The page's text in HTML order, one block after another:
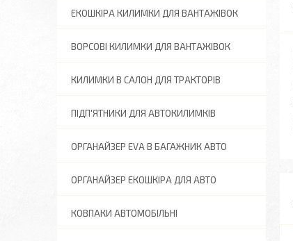
ЕКОШКІРА КИЛИМКИ ДЛЯ ВАНТАЖІВОК
ВОРСОВІ КИЛИМКИ ДЛЯ ВАНТАЖІВОК
КИЛИМКИ В САЛОН ДЛЯ ТРАКТОРІВ
ПІДП'ЯТНИКИ ДЛЯ АВТОКИЛИМКІВ
ОРГАНАЙЗЕР EVA В БАГАЖНИК АВТО
ОРГАНАЙЗЕР ЕКОШКІРА ДЛЯ АВТО
КОВПАКИ АВТОМОБІЛЬНІ